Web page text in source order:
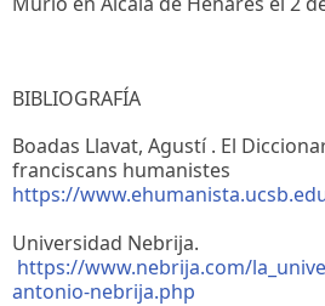
BIBLIOGRAFÍA
Boadas Llavat, Agustí . El
franciscans humanistes
https://
Universidad Nebrija.
https://www.nebrija.com/
antonio-nebrija.php